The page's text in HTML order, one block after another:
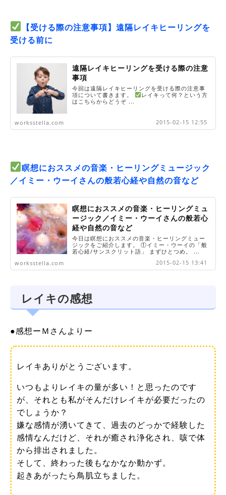
【受ける際の注意事項】遠隔レイキヒーリングを
受ける前に
遠隔レイキヒーリングを受ける際の注意
事項
今回は遠隔レイキヒーリングを受ける際の注意事
項について書きます。
レイキって何？という方
はこちらからどうぞ ...
worksstella.com 2015-02-15 12:55
瞑想におススメの音楽・ヒーリングミュージック
／イミー・ウーイさんの般若心経や自然の音など
瞑想におススメの音楽・ヒーリングミュ
ージック／イミー・ウーイさんの般若心
経や自然の音など
今日は瞑想におススメの音楽・ヒーリングミュー
ジックをご紹介します。 ①イミー・ウーイの「般
若心経/サンスクリット語」 まずひとつめ。 ...
worksstella.com
2015-02-15 13:41
レイキの感想
●感想ーＭさんよりー
レイキありがとうございます。
いつもよりレイキの量が多い！と思ったのです
が、それとも私がそんだけレイキが必要だったの
でしょうか？
嫌な感情が湧いてきて、過去のどっかで経験した
感情なんだけど、それが癒され浄化され、咳で体
から排出されました。
そして、終わった後もなかなか動かず。
起きあがったら鳥肌立ちました。